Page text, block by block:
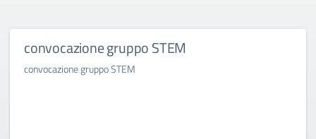
convocazione gruppo STEM
convocazione gruppo STEM